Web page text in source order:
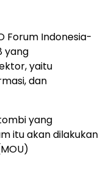
Forum Indonesia-
yang
yaitu
dan
yang
itu akan dilakukan